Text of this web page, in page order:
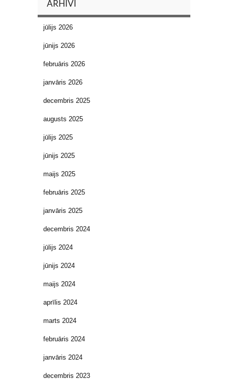
ARHĪVI
jūlijs 2026
jūnijs 2026
februāris 2026
janvāris 2026
decembris 2025
augusts 2025
jūlijs 2025
jūnijs 2025
maijs 2025
februāris 2025
janvāris 2025
decembris 2024
jūlijs 2024
jūnijs 2024
maijs 2024
aprīlis 2024
marts 2024
februāris 2024
janvāris 2024
decembris 2023